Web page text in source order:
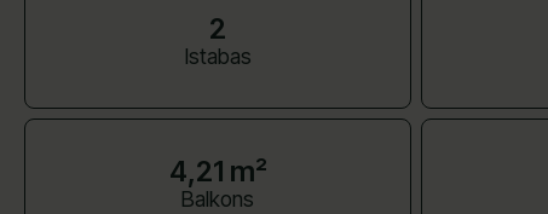
2
Istabas
4,21 m²
Balkons